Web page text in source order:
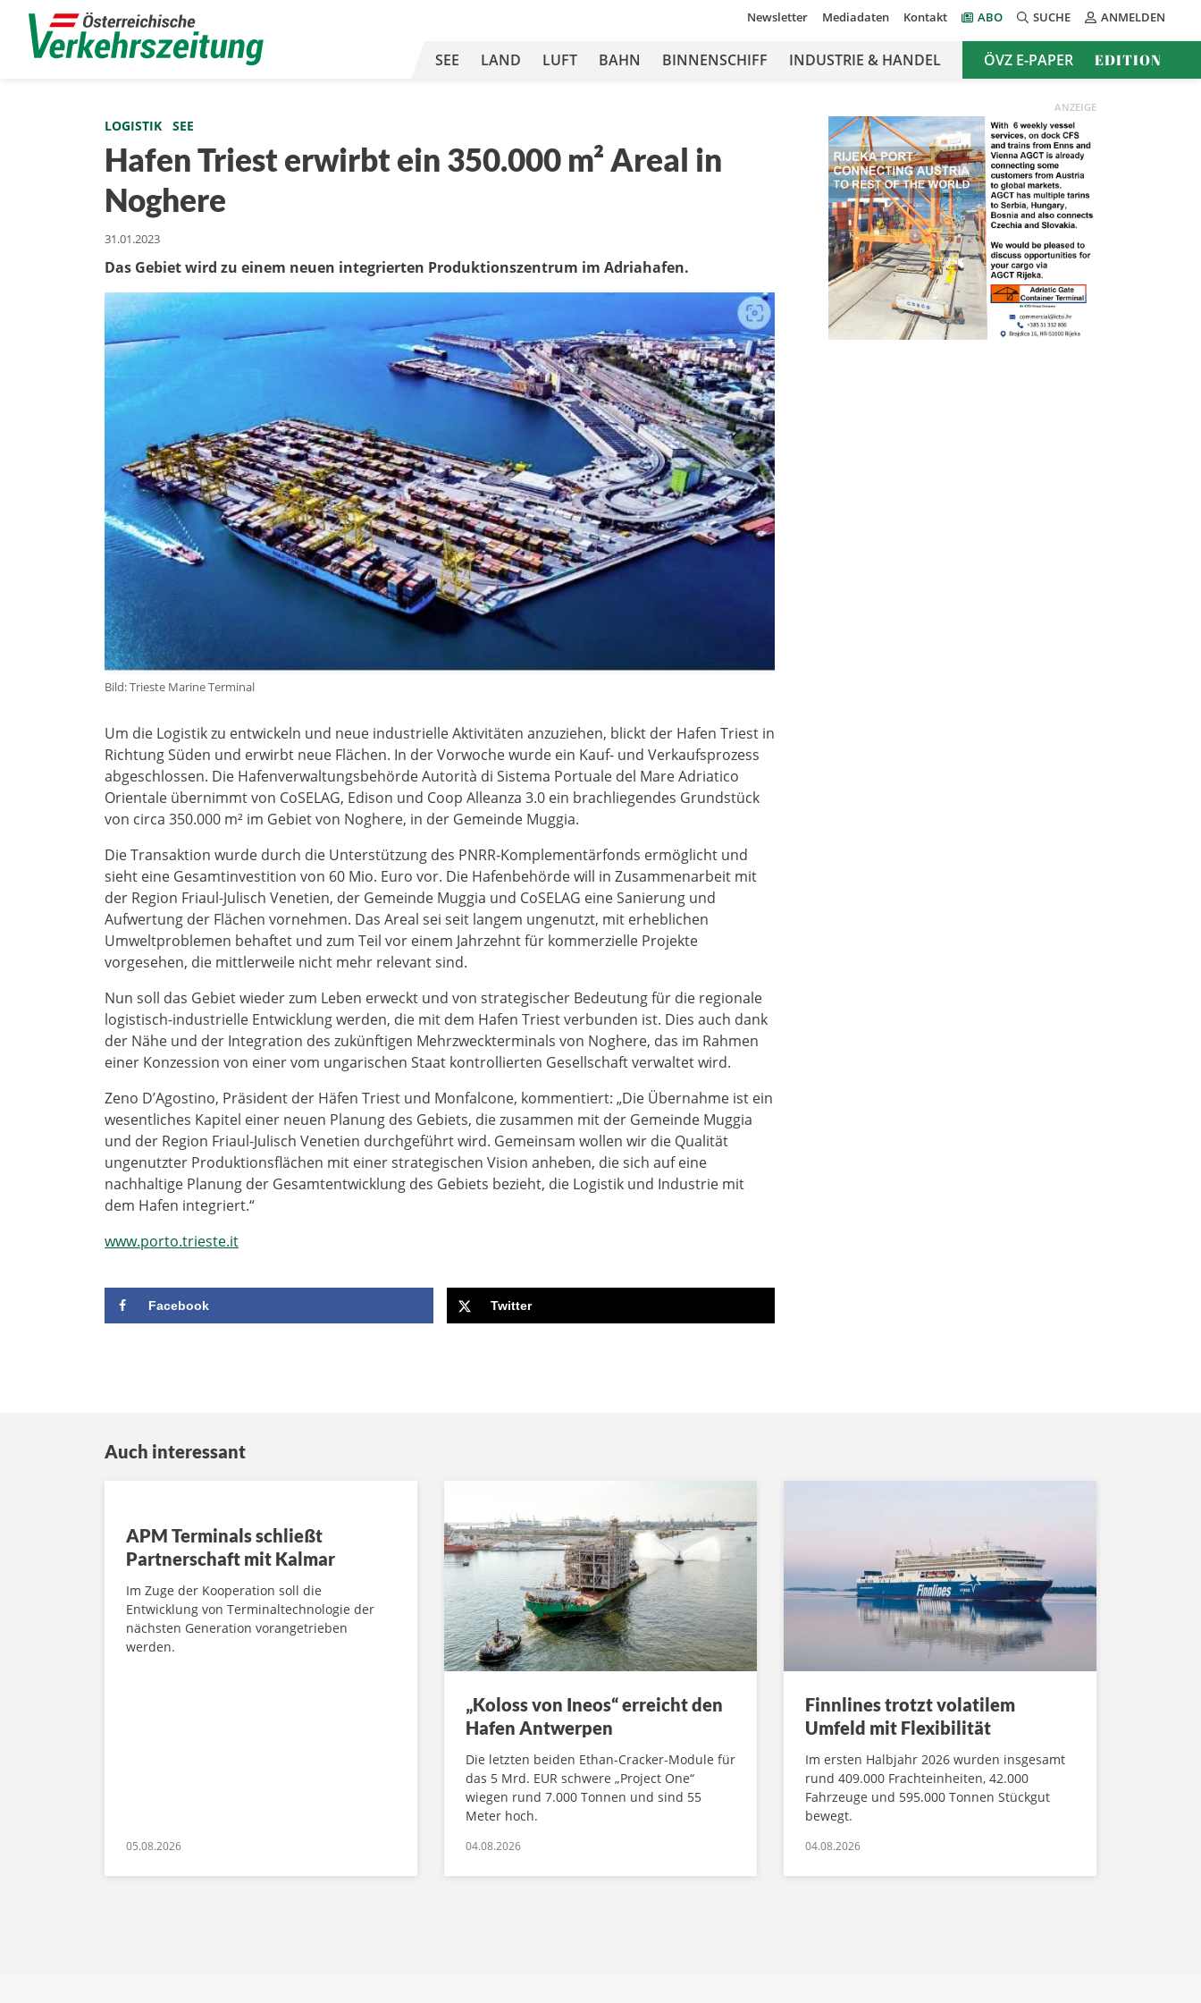
Newsletter Mediadaten Kontakt ABO SUCHE ANMELDEN
SEE LAND LUFT BAHN BINNENSCHIFF INDUSTRIE & HANDEL ÖVZ E-PAPER EDITION
LOGISTIK SEE
Hafen Triest erwirbt ein 350.000 m² Areal in
Noghere
31.01.2023
Das Gebiet wird zu einem neuen integrierten Produktionszentrum im Adriahafen.
Bild: Trieste Marine Terminal
Um die Logistik zu entwickeln und neue industrielle Aktivitäten anzuziehen, blickt der Hafen Triest in
Richtung Süden und erwirbt neue Flächen. In der Vorwoche wurde ein Kauf- und Verkaufsprozess
abgeschlossen. Die Hafenverwaltungsbehörde Autorità di Sistema Portuale del Mare Adriatico
Orientale übernimmt von CoSELAG, Edison und Coop Alleanza 3.0 ein brachliegendes Grundstück
von circa 350.000 m² im Gebiet von Noghere, in der Gemeinde Muggia.
Die Transaktion wurde durch die Unterstützung des PNRR-Komplementärfonds ermöglicht und
sieht eine Gesamtinvestition von 60 Mio. Euro vor. Die Hafenbehörde will in Zusammenarbeit mit
der Region Friaul-Julisch Venetien, der Gemeinde Muggia und CoSELAG eine Sanierung und
Aufwertung der Flächen vornehmen. Das Areal sei seit langem ungenutzt, mit erheblichen
Umweltproblemen behaftet und zum Teil vor einem Jahrzehnt für kommerzielle Projekte
vorgesehen, die mittlerweile nicht mehr relevant sind.
Nun soll das Gebiet wieder zum Leben erweckt und von strategischer Bedeutung für die regionale
logistisch-industrielle Entwicklung werden, die mit dem Hafen Triest verbunden ist. Dies auch dank
der Nähe und der Integration des zukünftigen Mehrzweckterminals von Noghere, das im Rahmen
einer Konzession von einer vom ungarischen Staat kontrollierten Gesellschaft verwaltet wird.
Zeno D’Agostino, Präsident der Häfen Triest und Monfalcone, kommentiert: „Die Übernahme ist ein
wesentliches Kapitel einer neuen Planung des Gebiets, die zusammen mit der Gemeinde Muggia
und der Region Friaul-Julisch Venetien durchgeführt wird. Gemeinsam wollen wir die Qualität
ungenutzter Produktionsflächen mit einer strategischen Vision anheben, die sich auf eine
nachhaltige Planung der Gesamtentwicklung des Gebiets bezieht, die Logistik und Industrie mit
dem Hafen integriert.“
www.porto.trieste.it
Facebook Twitter
ANZEIGE
Auch interessant
APM Terminals schließt
Partnerschaft mit Kalmar
Im Zuge der Kooperation soll die
Entwicklung von Terminaltechnologie der
nächsten Generation vorangetrieben
werden.
05.08.2026
„Koloss von Ineos“ erreicht den
Hafen Antwerpen
Die letzten beiden Ethan-Cracker-Module für
das 5 Mrd. EUR schwere „Project One“
wiegen rund 7.000 Tonnen und sind 55
Meter hoch.
04.08.2026
Finnlines trotzt volatilem
Umfeld mit Flexibilität
Im ersten Halbjahr 2026 wurden insgesamt
rund 409.000 Frachteinheiten, 42.000
Fahrzeuge und 595.000 Tonnen Stückgut
bewegt.
04.08.2026